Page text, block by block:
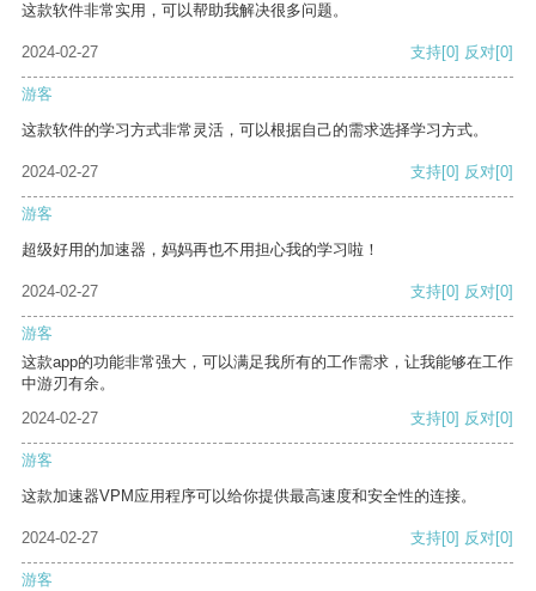
这款软件非常实用，可以帮助我解决很多问题。
2024-02-27 支持[0] 反对[0]
游客
这款软件的学习方式非常灵活，可以根据自己的需求选择学习方式。
2024-02-27 支持[0] 反对[0]
游客
超级好用的加速器，妈妈再也不用担心我的学习啦！
2024-02-27 支持[0] 反对[0]
游客
这款app的功能非常强大，可以满足我所有的工作需求，让我能够在工作
中游刃有余。
2024-02-27
支持[0] 反对[0]
游客
这款加速器VPM应用程序可以给你提供最高速度和安全性的连接。
2024-02-27 支持[0] 反对[0]
游客